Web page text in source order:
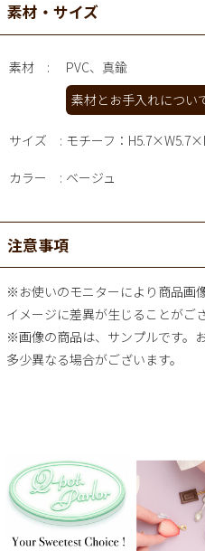
素材・サイズ
素材
PVC、真鍮
素材とお手入れについ
サイズ モチーフ：
カラー ベージュ
注意事項
※お使いのモニターにより商品画
イメージに差異が生じることがご
※画像の商品は、サンプルです。
多少異なる場合がございます。